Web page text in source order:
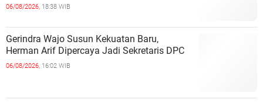
06/08/2026, 18:38 WIB
Gerindra Wajo Susun Kekuatan Baru,
Herman Arif Dipercaya Jadi Sekretaris DPC
06/08/2026, 16:02 WIB